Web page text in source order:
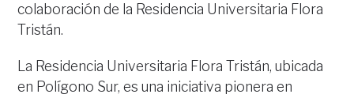
colaboración de la Residencia Universitaria Flora
Tristán.
La Residencia Universitaria Flora Tristán, ubicada
en Polígono Sur, es una iniciativa pionera en